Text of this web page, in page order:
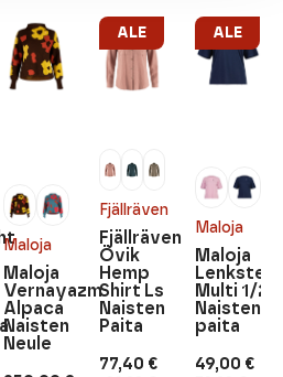
Maloja
Maloja
Vernayazm
Alpaca
Naisten
Neule
Fjällräven
ALE
77,40 €
Fjällräven
Övik
Hemp
Shirt Ls
Naisten
Paita
Maloja
ALE
49,00 €
Maloja
Multi 1/2
Naisten T-
paita